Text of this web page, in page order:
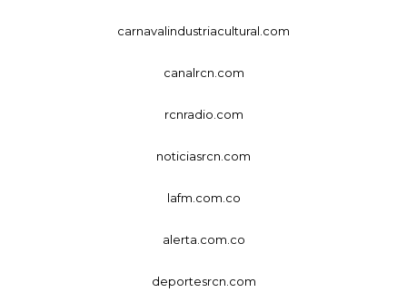
carnavalindustriacultural.com
canalrcn.com
rcnradio.com
noticiasrcn.com
lafm.com.co
alerta.com.co
deportesrcn.com